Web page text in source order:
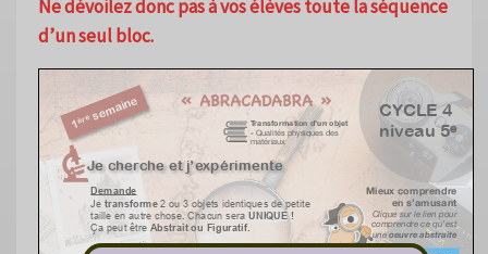
Ne dévoilez donc pas à vos élèves toute la séquence
d’un seul bloc.